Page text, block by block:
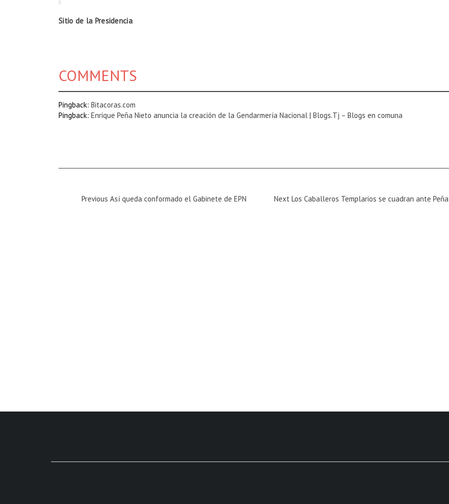
Sitio de la Presidencia
COMMENTS
Pingback: Bitacoras.com
Pingback: Enrique Peña Nieto anuncia la creación de la Gendarmería Nacional | Blogs.Tj – Blogs en comuna
Previous
Previous Así queda conformado el Gabinete de EPN
Next
Next Los Caballeros Templarios se cuadran ante Peña